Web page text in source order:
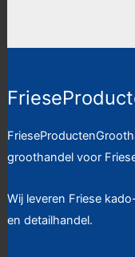
groothandel voor
Wij leveren Friese
en detailhandel.